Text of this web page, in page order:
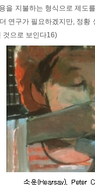
을 지불하는 형식으로 제도
연구가 필요하겠지만, 정
것으로 보인다16)